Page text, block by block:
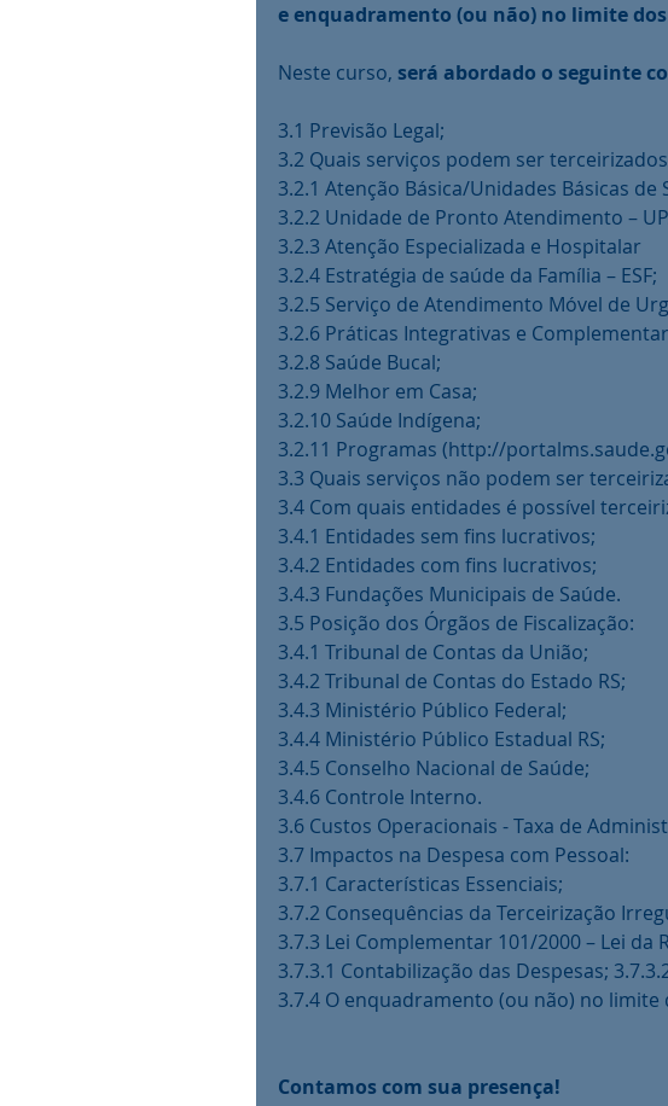
e enquadramento (ou não) no limite dos
Neste curso, será abordado o seguinte
3.1 Previsão Legal;
3.2 Quais serviços podem ser
3.2.1 Atenção Básica/Unidades Básicas de
3.2.2 Unidade de Pronto Atendimento –
3.2.3 Atenção Especializada e Hospitalar
3.2.4 Estratégia de saúde da Família – ESF;
3.2.5 Serviço de Atendimento Móvel de
3.2.6 Práticas Integrativas e
3.2.8 Saúde Bucal;
3.2.9 Melhor em Casa;
3.2.10 Saúde Indígena;
3.2.11 Programas (http://
3.3 Quais serviços não podem ser
3.4 Com quais entidades é possível
3.4.1 Entidades sem fins lucrativos;
3.4.2 Entidades com fins lucrativos;
3.4.3 Fundações Municipais de Saúde.
3.5 Posição dos Órgãos de Fiscalização:
3.4.1 Tribunal de Contas da União;
3.4.2 Tribunal de Contas do Estado RS;
3.4.3 Ministério Público Federal;
3.4.4 Ministério Público Estadual RS;
3.4.5 Conselho Nacional de Saúde;
3.4.6 Controle Interno.
3.6 Custos Operacionais - Taxa de
3.7 Impactos na Despesa com Pessoal:
3.7.1 Características Essenciais;
3.7.2 Consequências da Terceirização
3.7.3 Lei Complementar 101/2000 – Lei da
3.7.3.1 Contabilização das Despesas;
3.7.4 O enquadramento (ou não) no limite
Contamos com sua presença!